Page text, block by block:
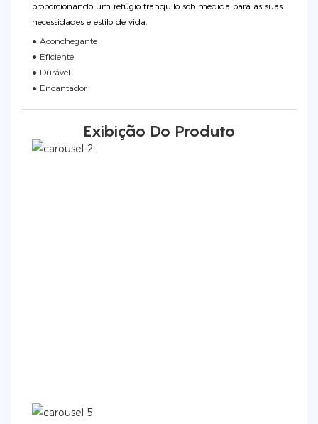
proporcionando um refúgio tranquilo sob medida para as suas
necessidades e estilo de vida.
● Aconchegante
● Eficiente
● Durável
● Encantador
Exibição Do Produto